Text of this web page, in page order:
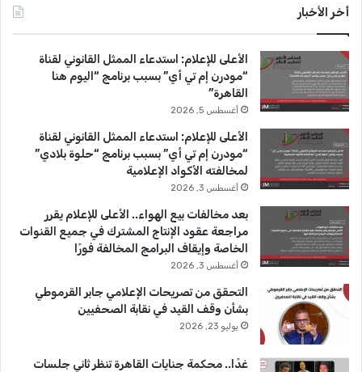
س
و
ك
T
u
b
e
ق
ا
م
أخر الأخبار
الأعلى للإعلام: استدعاء الممثل القانوني لقناة
“مودرن إم تي أي” بسبب برنامج “اليوم هنا
القاهرة”
أغسطس 5, 2026
الأعلى للإعلام: استدعاء الممثل القانوني لقناة
“مودرن إم تي أي” بسبب برنامج “حلوة بلادي”
لمخالفته الأكواد الإعلامية
أغسطس 3, 2026
بعد مخالفات بيع الهواء.. الأعلى للإعلام يقرر
مراجعة عقود الإنتاج المشترك في جميع القنوات
الخاصة وإيقاف البرامج المخالفة فورًا
أغسطس 3, 2026
التحقق من تصريحات الإعلامي جابر القرموطي
بشأن وقف القيد في نقابة الصحفيين
يوليو 23, 2026
غدًا.. محكمة جنايات القاهرة تنظر ثاني جلسات